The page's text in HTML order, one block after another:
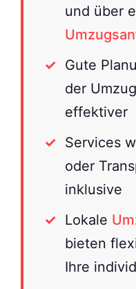
und über
Gute
der
effektiver
Services
oder
inklusive
Lokale
bieten
Ihre